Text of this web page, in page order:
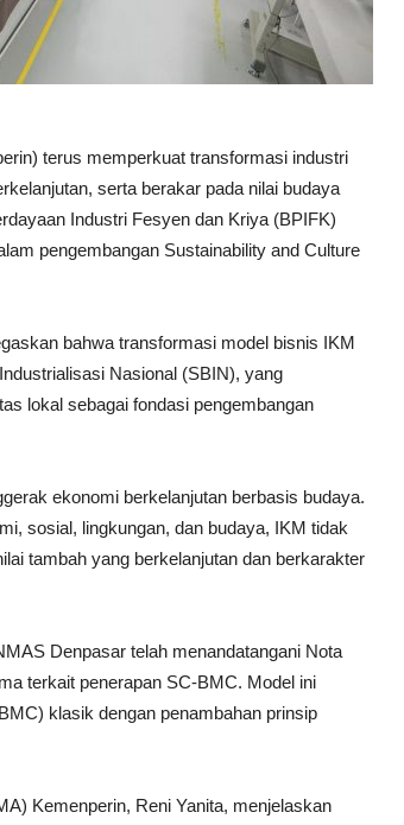
terus memperkuat transformasi industri
serta berakar pada nilai budaya
Industri Fesyen dan Kriya (BPIFK)
pengembangan Sustainability and Culture
bahwa transformasi model bisnis IKM
Nasional (SBIN), yang
lokal sebagai fondasi pengembangan
ekonomi berkelanjutan berbasis budaya.
sosial, lingkungan, dan budaya, IKM tidak
tambah yang berkelanjutan dan berkarakter
Denpasar telah menandatangani Nota
terkait penerapan SC-BMC. Model ini
klasik dengan penambahan prinsip
Kemenperin, Reni Yanita, menjelaskan